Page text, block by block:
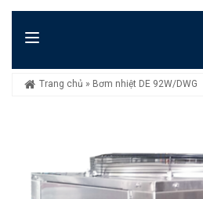
Trang chủ » Bơm nhiệt DE 92W/DWG